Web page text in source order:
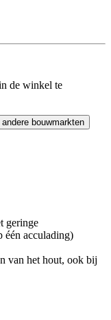
de winkel te
bouwmarkten
geringe
één acculading)
van het hout, ook bij